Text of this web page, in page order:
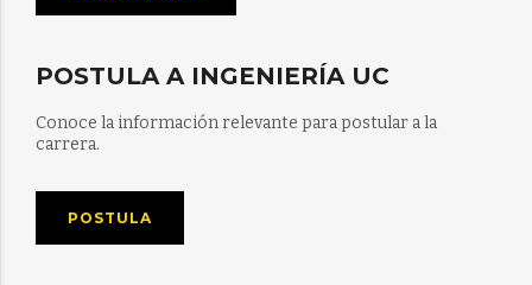
POSTULA A INGENIERÍA UC
Conoce la información relevante para postular a la
carrera.
POSTULA